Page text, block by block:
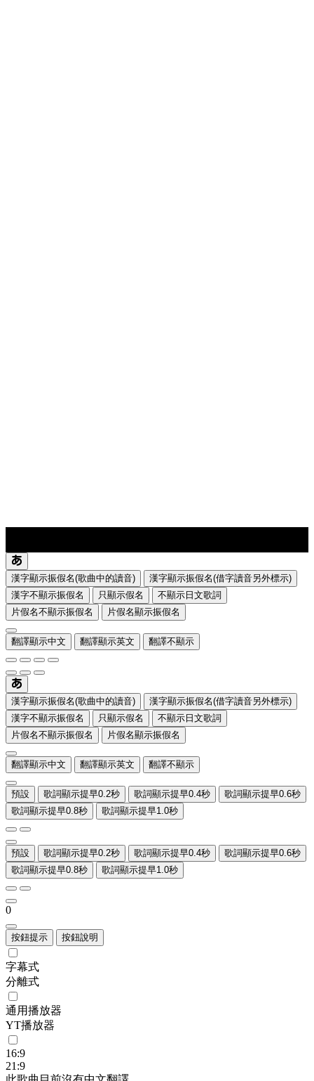
漢字顯示振假名(歌曲中的讀音)
漢字顯示振假名(借字讀音另外標示)
漢字不顯示振假名
只顯示假名
不顯示日文歌詞
片假名不顯示振假名
片假名顯示振假名
翻譯顯示中文 翻譯顯示英文 翻譯不顯示
漢字顯示振假名(歌曲中的讀音)
漢字顯示振假名(借字讀音另外標示)
漢字不顯示振假名
只顯示假名
不顯示日文歌詞
片假名不顯示振假名
片假名顯示振假名
翻譯顯示中文 翻譯顯示英文 翻譯不顯示
預設 歌詞顯示提早0.2秒 歌詞顯示提早0.4秒
歌詞顯示提早0.6秒
歌詞顯示提早0.8秒
歌詞顯示提早1.0秒
預設 歌詞顯示提早0.2秒 歌詞顯示提早0.4秒
歌詞顯示提早0.6秒
歌詞顯示提早0.8秒
歌詞顯示提早1.0秒
0
按鈕提示 按鈕說明
字幕式
分離式
通用播放器
YT播放器
16:9
21:9